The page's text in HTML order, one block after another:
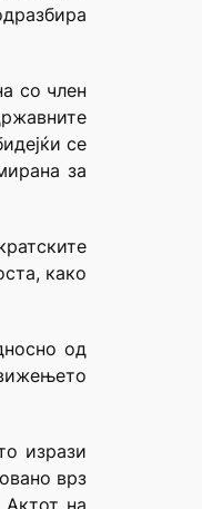
со член
се
за
како
од
изрази
врз